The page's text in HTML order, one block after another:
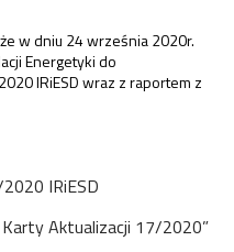
w dniu 24 września 2020r.
Energetyki do
IRiESD wraz z raportem z
IRiESD
Aktualizacji 17/2020”